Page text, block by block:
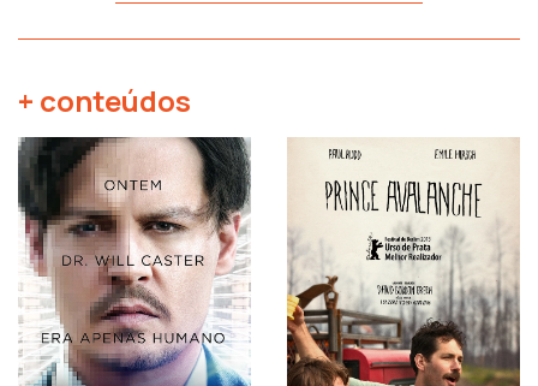
+ conteúdos